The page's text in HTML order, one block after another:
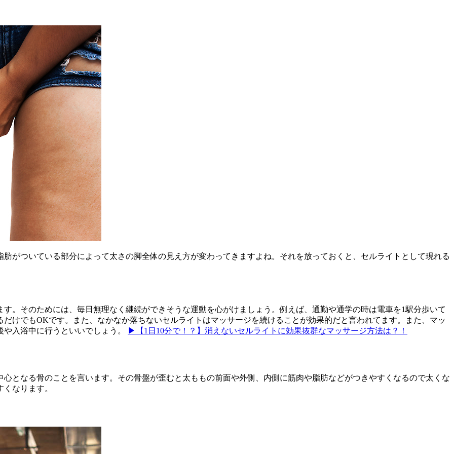
がついている部分によって太さの脚全体の見え方が変わってきますよね。それを放っておくと、セルライトとして現れる
。そのためには、毎日無理なく継続ができそうな運動を心がけましょう。例えば、通勤や通学の時は電車を1駅分歩いて
けでもOKです。また、なかなか落ちないセルライトはマッサージを続けることが効果的だと言われてます。また、マッ
入浴中に行うといいでしょう。
▶【1日10分で！？】消えないセルライトに効果抜群なマッサージ方法は？！
となる骨のことを言います。その骨盤が歪むと太ももの前面や外側、内側に筋肉や脂肪などがつきやすくなるので太くな
なります。